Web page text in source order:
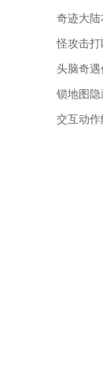
奇迹大
怪攻击
头脑奇
锁地图
交互动作